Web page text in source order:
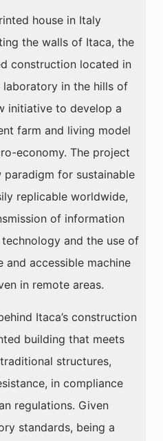
house in Italy
the walls of Itaca, the
construction located in
laboratory in the hills of
initiative to develop a
farm and living model
economy. The project
paradigm for sustainable
replicable worldwide,
of information
and the use of
and accessible machine
in remote areas.
Itaca’s construction
building that meets
structures,
in compliance
regulations. Given
standards, being a